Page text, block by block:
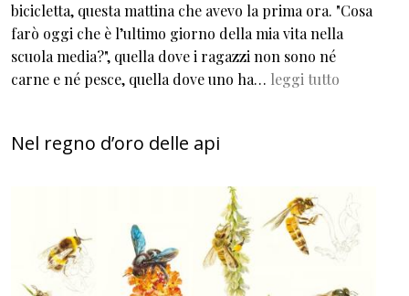
bicicletta, questa mattina che avevo la prima ora. "Cosa
farò oggi che è l’ultimo giorno della mia vita nella
scuola media?", quella dove i ragazzi non sono né
carne e né pesce, quella dove uno ha… leggi tutto
Nel regno d’oro delle api